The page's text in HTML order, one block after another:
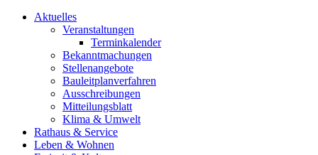
Aktuelles
Veranstaltungen
Terminkalender
Bekanntmachungen
Stellenangebote
Bauleitplanverfahren
Ausschreibungen
Mitteilungsblatt
Klima & Umwelt
Rathaus & Service
Leben & Wohnen